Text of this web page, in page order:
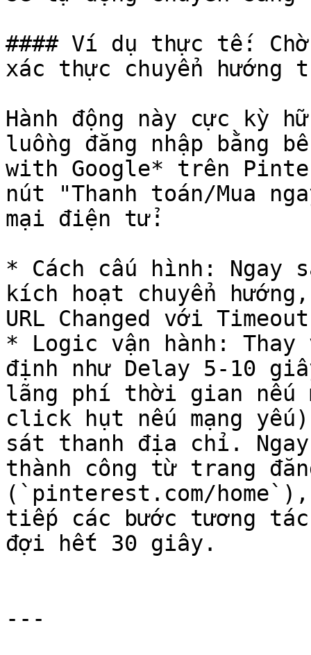
#### Ví dụ thực tế:
xác thực chuyển hướng
Hành động này cực kỳ
luồng đăng nhập bằng
with Google* trên
nút "Thanh toán/Mua
mại điện tử:
* Cách cấu hình: Ngay
kích hoạt chuyển
URL Changed với
* Logic vận hành:
định như Delay 5-10
lãng phí thời gian nếu
click hụt nếu mạng
sát thanh địa chỉ.
thành công từ trang
(`pinterest.com/
tiếp các bước tương tác
đợi hết 30 giây.
---